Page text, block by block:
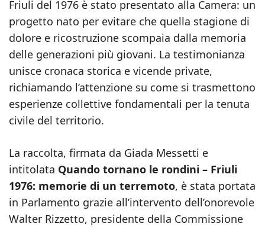
Friuli del 1976 è stato presentato alla Camera: un
progetto nato per evitare che quella stagione di
dolore e ricostruzione scompaia dalla memoria
delle generazioni più giovani. La testimonianza
unisce cronaca storica e vicende private,
richiamando l’attenzione su come si trasmettono
esperienze collettive fondamentali per la tenuta
civile del territorio.
La raccolta, firmata da Giada Messetti e
intitolata Quando tornano le rondini – Friuli
1976: memorie di un terremoto, è stata portata
in Parlamento grazie all’intervento dell’onorevole
Walter Rizzetto, presidente della Commissione